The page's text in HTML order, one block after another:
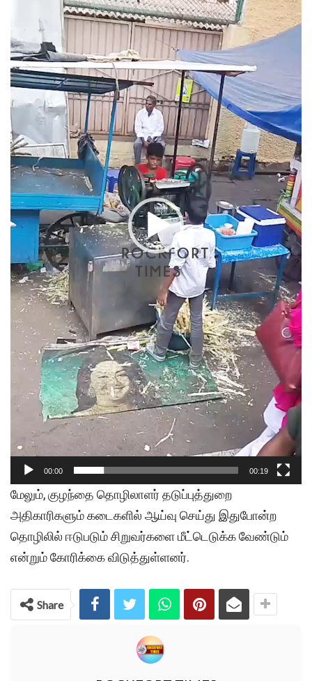
00:00 00:19
மேலும், குழந்தை தொழிலாளர் தடுப்புத்துறை
அதிகாரிகளும் கடைகளில் ஆய்வு செய்து இதுபோன்ற
தொழிலில் ஈடுபடும் சிறுவர்களை மீட்டெடுக்க வேண்டும்
என்றும் கோரிக்கை விடுத்துள்ளனர்.
Share